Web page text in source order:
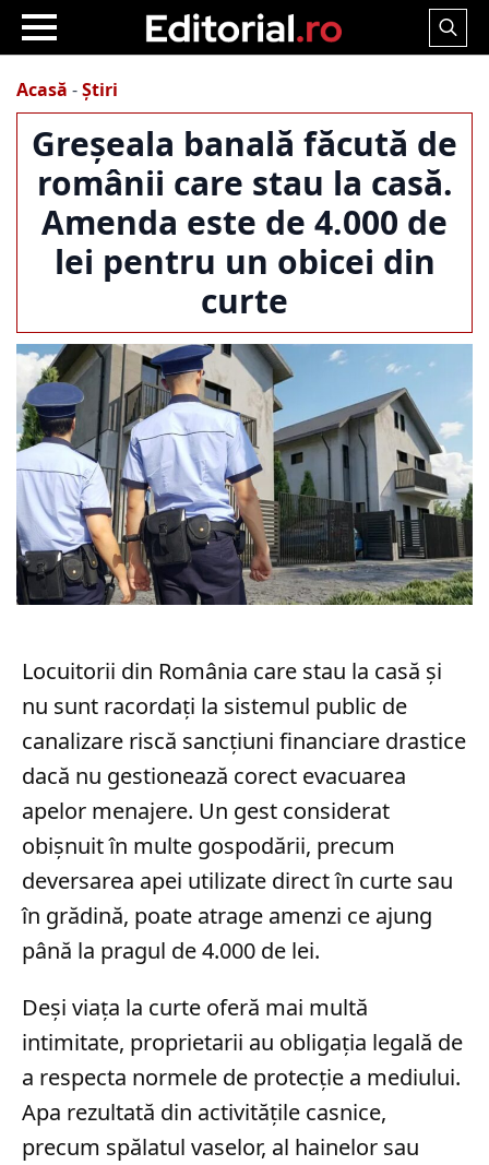
Search
Acasă -Știri
Greșeala banală făcută de
românii care stau la casă.
Amenda este de 4.000 de
lei pentru un obicei din
curte
Locuitorii din România care stau la casă și
nu sunt racordați la sistemul public de
canalizare riscă sancțiuni financiare drastice
dacă nu gestionează corect evacuarea
apelor menajere. Un gest considerat
obișnuit în multe gospodării, precum
deversarea apei utilizate direct în curte sau
în grădină, poate atrage amenzi ce ajung
până la pragul de 4.000 de lei.
Deși viața la curte oferă mai multă
intimitate, proprietarii au obligația legală de
a respecta normele de protecție a mediului.
Apa rezultată din activitățile casnice,
precum spălatul vaselor, al hainelor sau